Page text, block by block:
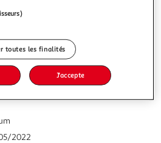
2022
toutes les finalités
J'accepte